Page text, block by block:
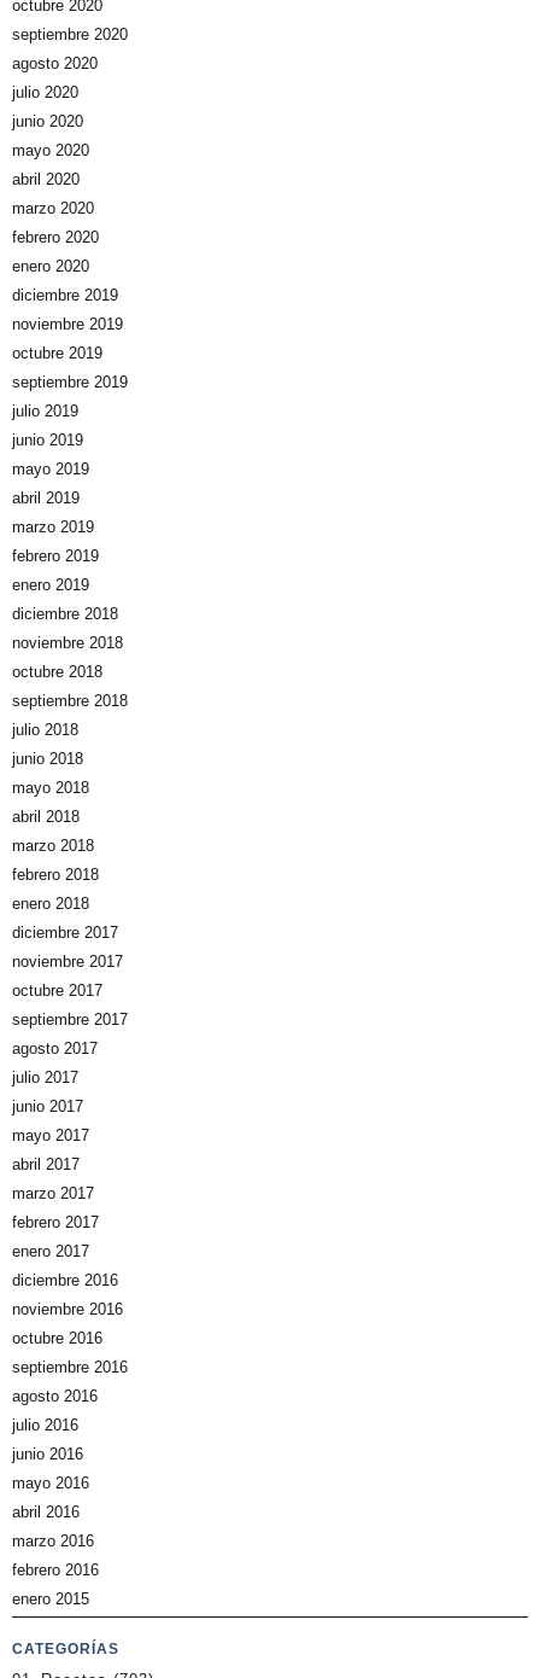
octubre 2020
septiembre 2020
agosto 2020
julio 2020
junio 2020
mayo 2020
abril 2020
marzo 2020
febrero 2020
enero 2020
diciembre 2019
noviembre 2019
octubre 2019
septiembre 2019
julio 2019
junio 2019
mayo 2019
abril 2019
marzo 2019
febrero 2019
enero 2019
diciembre 2018
noviembre 2018
octubre 2018
septiembre 2018
julio 2018
junio 2018
mayo 2018
abril 2018
marzo 2018
febrero 2018
enero 2018
diciembre 2017
noviembre 2017
octubre 2017
septiembre 2017
agosto 2017
julio 2017
junio 2017
mayo 2017
abril 2017
marzo 2017
febrero 2017
enero 2017
diciembre 2016
noviembre 2016
octubre 2016
septiembre 2016
agosto 2016
julio 2016
junio 2016
mayo 2016
abril 2016
marzo 2016
febrero 2016
enero 2015
CATEGORÍAS